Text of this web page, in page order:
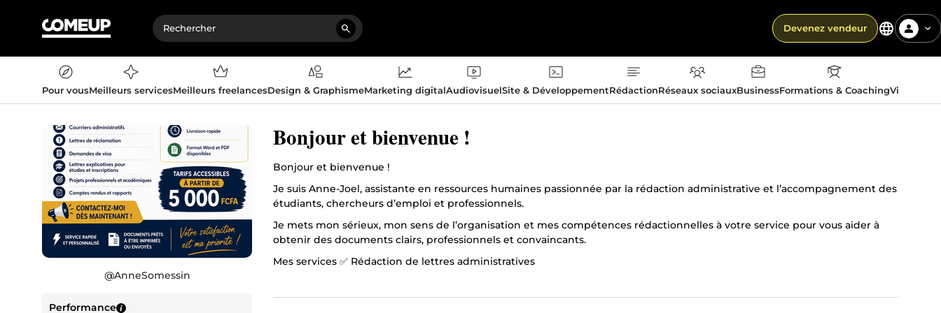
Devenez vendeur
Pour vousMeilleurs servicesMeilleurs freelancesDesign & GraphismeMarketing digitalAudiovisuelSite & DéveloppementRédactionRéseaux sociauxBusinessFormations & CoachingVie
@AnneSomessin
Performance
Bonjour et bienvenue !
Bonjour et bienvenue !
Je suis Anne-Joel, assistante en ressources humaines passionnée par la rédaction administrative et l’accompagnement des
étudiants, chercheurs d’emploi et professionnels.
Je mets mon sérieux, mon sens de l’organisation et mes compétences rédactionnelles à votre service pour vous aider à
obtenir des documents clairs, professionnels et convaincants.
Mes services ✅ Rédaction de lettres administratives